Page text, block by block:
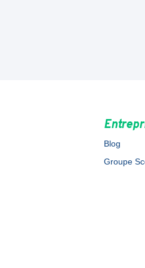
Blog
Groupe